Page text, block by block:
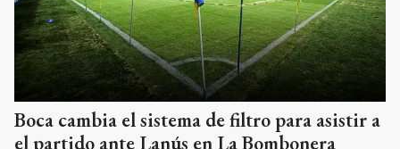
Boca cambia el sistema de filtro para asistir a
el partido ante Lanús en La Bombonera